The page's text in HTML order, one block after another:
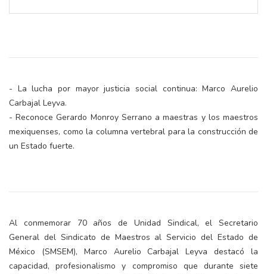
- La lucha por mayor justicia social continua: Marco Aurelio
Carbajal Leyva.
- Reconoce Gerardo Monroy Serrano a maestras y los maestros
mexiquenses, como la columna vertebral para la construcción de
un Estado fuerte.
Al conmemorar 70 años de Unidad Sindical, el Secretario
General del Sindicato de Maestros al Servicio del Estado de
México (SMSEM), Marco Aurelio Carbajal Leyva destacó la
capacidad, profesionalismo y compromiso que durante siete